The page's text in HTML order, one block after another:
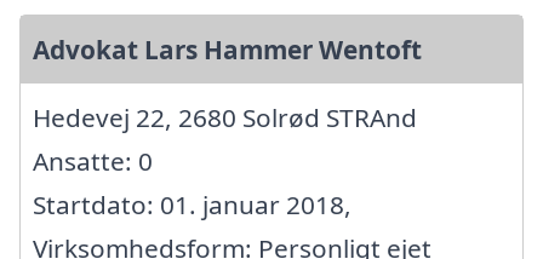
Advokat Lars Hammer Wentoft
Hedevej 22, 2680 Solrød STRAnd
Ansatte: 0
Startdato: 01. januar 2018,
Virksomhedsform: Personligt ejet